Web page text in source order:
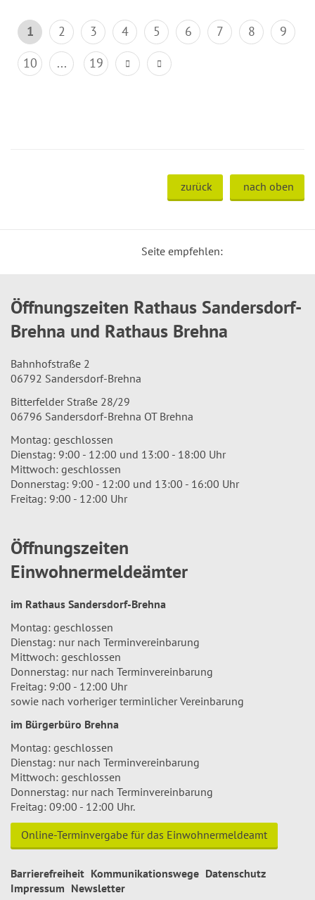
1 2 3 4 5 6 7 8
9
10
... 19
zurück nach oben
Seite empfehlen:
Öffnungszeiten Rathaus Sandersdorf-
Brehna und Rathaus Brehna
Bahnhofstraße 2
06792 Sandersdorf-Brehna
Bitterfelder Straße 28/29
06796 Sandersdorf-Brehna OT Brehna
Montag: geschlossen
Dienstag: 9:00 - 12:00 und 13:00 - 18:00 Uhr
Mittwoch: geschlossen
Donnerstag: 9:00 - 12:00 und 13:00 - 16:00 Uhr
Freitag: 9:00 - 12:00 Uhr
Öffnungszeiten
Einwohnermeldeämter
im Rathaus Sandersdorf-Brehna
Montag: geschlossen
Dienstag: nur nach Terminvereinbarung
Mittwoch: geschlossen
Donnerstag: nur nach Terminvereinbarung
Freitag: 9:00 - 12:00 Uhr
sowie nach vorheriger terminlicher Vereinbarung
im Bürgerbüro Brehna
Montag: geschlossen
Dienstag: nur nach Terminvereinbarung
Mittwoch: geschlossen
Donnerstag: nur nach Terminvereinbarung
Freitag: 09:00 - 12:00 Uhr.
Online-Terminvergabe für das Einwohnermeldeamt
Barrierefreiheit Kommunikationswege Datenschutz
Impressum Newsletter